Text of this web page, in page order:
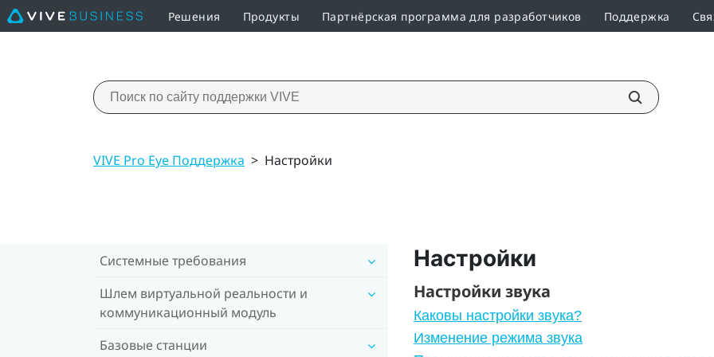
Решения Продукты Партнёрская программа для разработчиков Поддержка
VIVE Pro Eye Поддержка > Настройки
Системные требования
Шлем виртуальной реальности и
коммуникационный модуль
Базовые станции
Настройки
Настройки звука
Каковы настройки звука?
Изменение режима звука